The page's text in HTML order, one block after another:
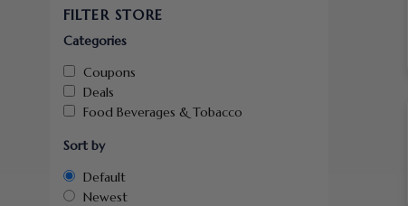
FILTER STORE
Categories
Coupons
Deals
Food Beverages & Tobacco
Sort by
Default
Newest